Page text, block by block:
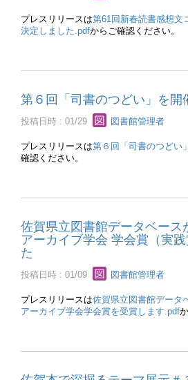
プレスリリースは第61回新春読書感想文
決定しました.pdfからご確認ください。
第６回「司書のつどい」を開
投稿日時 : 01/29 図書館管理者
プレスリリースは第６回「司書のつどい
確認ください。
佐賀県立図書館データベース
アーカイブ学会 学会賞（実
た
投稿日時 : 01/09 図書館管理者
プレスリリースは佐賀県立図書館データ
アーカイブ学会学会賞を受賞します.pdf